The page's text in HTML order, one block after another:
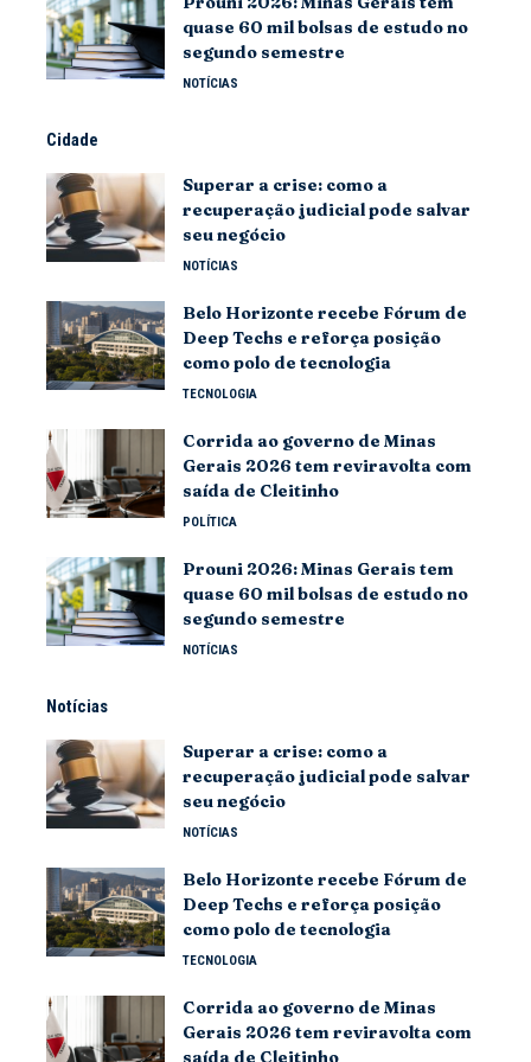
quase 60 mil bolsas de estudo no
segundo semestre
NOTÍCIAS
Cidade
Superar a crise: como a
recuperação judicial pode salvar
seu negócio
NOTÍCIAS
Belo Horizonte recebe Fórum de
Deep Techs e reforça posição
como polo de tecnologia
TECNOLOGIA
Corrida ao governo de Minas
Gerais 2026 tem reviravolta com
saída de Cleitinho
POLÍTICA
Prouni 2026: Minas Gerais tem
quase 60 mil bolsas de estudo no
segundo semestre
NOTÍCIAS
Notícias
Superar a crise: como a
recuperação judicial pode salvar
seu negócio
NOTÍCIAS
Belo Horizonte recebe Fórum de
Deep Techs e reforça posição
como polo de tecnologia
TECNOLOGIA
Corrida ao governo de Minas
Gerais 2026 tem reviravolta com
saída de Cleitinho